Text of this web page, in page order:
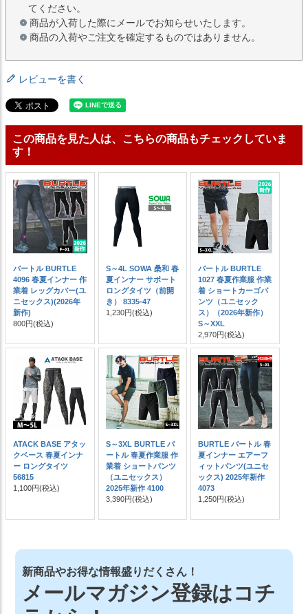
てください。
商品が入荷した際にメールでお知らせいたします。
商品の入荷やご注文を確定するものではありません。
レビューを書く
この商品を見た人は、こちらの商品もチェックしていま
す！
バートル BURTLE
4096 春夏インナー 作
業着 レッグカバー(ユ
ニセックス)(2026年
新作)
800円(税込)
S～4L SOWA 桑和 春
夏インナー サポート
ロングタイツ（前開
き） 8335-47
1,230円(税込)
バートル BURTLE
1027 春夏作業服 作業
着 ショートカーゴパ
ンツ（ユニセック
ス）（2026年新作）
S～XXL
2,970円(税込)
ATACK BASE アタッ
クベース 春夏インナ
ー ロングタイツ
56815
1,100円(税込)
S～3XL BURTLE バ
ートル 春夏作業服 作
業着 ショートパンツ
（ユニセックス）
2025年新作 4100
3,390円(税込)
BURTLE バートル 春
夏インナー エアーフ
ィットパンツ(ユニセ
ックス) 2025年新作
4073
1,250円(税込)
新商品やお得な情報盛りだくさん！
メールマガジン登録はコチ